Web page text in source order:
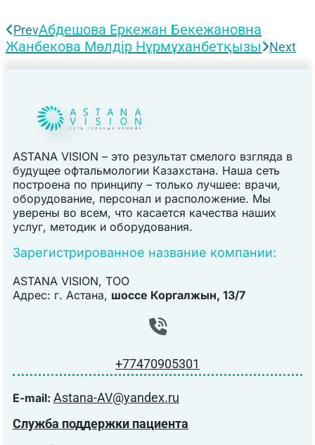
PrevАбдешова Еркежан Бекежановна
Жанбекова Мөлдір Нұрмұханбетқызы
Next
ASTANA VISION – это результат смелого взгляда в
будущее офтальмологии Казахстана. Наша сеть
построена по принципу – только лучшее: врачи,
оборудование, персонал и расположение. Мы
уверены во всем, что касается качества наших
услуг, методик и оборудования.
Зарегистрированное название компании:
ASTANA VISION, TOO
Адрес: г. Астана, шоссе Коргалжын, 13/7
+77470905301
E-mail: Astana-AV@yandex.ru
Служба поддержки пациента